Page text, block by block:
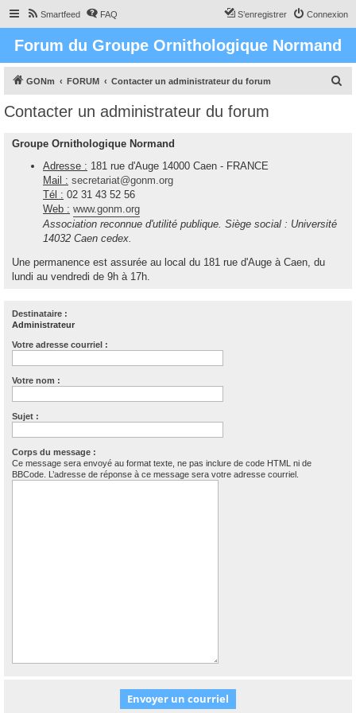
Smartfeed FAQ Connexion
S’enregistrer
Forum du Groupe Ornithologique Normand
GONm FORUM Contacter un administrateur du forum
Contacter un administrateur du forum
Groupe Ornithologique Normand
Adresse : 181 rue d'Auge 14000 Caen - FRANCE
Mail : secretariat@gonm.org
Tél : 02 31 43 52 56
Web : www.gonm.org
Association reconnue d'utilité publique. Siège social : Université
14032 Caen cedex.
Une permanence est assurée au local du 181 rue d'Auge à Caen, du
lundi au vendredi de 9h à 17h.
Destinataire :
Administrateur
Votre adresse courriel :
Votre nom :
Sujet :
Corps du message :
Ce message sera envoyé au format texte, ne pas inclure de code HTML ni de
BBCode. L’adresse de réponse à ce message sera votre adresse courriel.